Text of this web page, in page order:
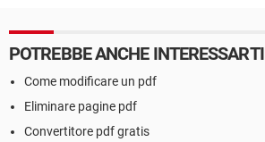
POTREBBE ANCHE INTERESSARTI
Come modificare un pdf
Eliminare pagine pdf
Convertitore pdf gratis